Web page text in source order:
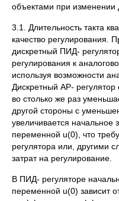
объектами при изменении
3.1. Длительность такта
качество регулирования.
дискретный ПИД-
регулирования к
используя возможности
Дискретный АР-
во столько же раз
другой стороны с
увеличивается
переменной u(0), что
регулятора или, другими
затрат на регулирование.
В ПИД- регуляторе
переменной u(0) зависит